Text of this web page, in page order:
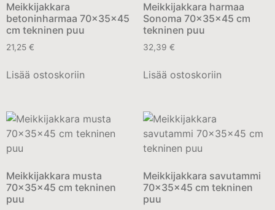
Meikkijakkara
betoninharmaa 70x35x45
cm tekninen puu
21,25 €
Lisää ostoskoriin
Meikkijakkara harmaa
Sonoma 70x35x45 cm
tekninen puu
32,39 €
Lisää ostoskoriin
Meikkijakkara musta
70x35x45 cm tekninen
puu
Meikkijakkara savutammi
70x35x45 cm tekninen
puu